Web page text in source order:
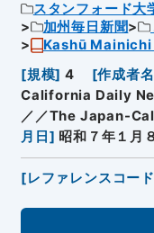
スタンフォード大
加州毎日新聞
Kashū
[規模] 4 [作成者
California Daily
／／The Japan-
月日 ] 昭和７年１月
[レファレンスコー